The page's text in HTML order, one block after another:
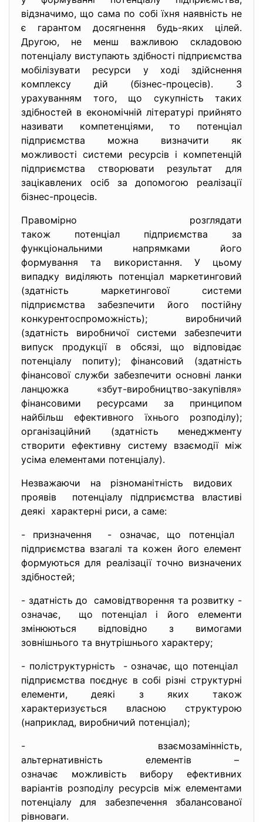
відзначимо, що сама по собі їхня наявність не
є гарантом досягнення будь-яких цілей.
Другою, не менш важливою складовою
потенціалу виступають здібності підприємства
мобілізувати ресурси у ході здійснення
комплексу дій (бізнес-процесів). З
урахуванням того, що сукупність таких
здібностей в економічній літературі прийнято
називати компетенціями, то потенціал
підприємства можна визначити як
можливості системи ресурсів і компетенцій
підприємства створювати результат для
зацікавлених осіб за допомогою реалізації
бізнес-процесів.
Правомірно розглядати
також потенціал підприємства за
функціональними напрямками його
формування та використання. У цьому
випадку виділяють потенціал маркетинговий
(здатність маркетингової системи
підприємства забезпечити його постійну
конкурентоспроможність); виробничий
(здатність виробничої системи забезпечити
випуск продукції в обсязі, що відповідає
потенціалу попиту); фінансовий (здатність
фінансової служби забезпечити основні ланки
ланцюжка «збут-виробництво-закупівля»
фінансовими ресурсами за принципом
найбільш ефективного їхнього розподілу);
організаційний (здатність менеджменту
створити ефективну систему взаємодії між
усіма елементами потенціалу).
Незважаючи на різноманітність видових
проявів потенціалу підприємства властиві
деякі характерні риси, а саме:
- призначення - означає, що потенціал
підприємства взагалі та кожен його елемент
формуються для реалізації точно визначених
здібностей;
- здатність до самовідтворення та розвитку -
означає, що потенціал і його елементи
змінюються відповідно з вимогами
зовнішнього та внутрішнього характеру;
- поліструктурність - означає, що потенціал
підприємства поєднує в собі різні структурні
елементи, деякі з яких також
характеризується власною структурою
(наприклад, виробничий потенціал);
- взаємозамінність,
альтернативність елементів –
означає можливість вибору ефективних
варіантів розподілу ресурсів між елементами
потенціалу для забезпечення збалансованої
рівноваги.